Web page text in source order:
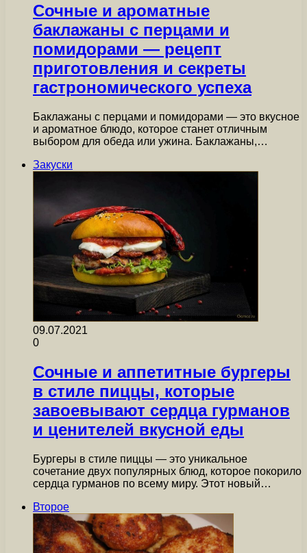
Сочные и ароматные
баклажаны с перцами и
помидорами — рецепт
приготовления и секреты
гастрономического успеха
Баклажаны с перцами и помидорами — это вкусное
и ароматное блюдо, которое станет отличным
выбором для обеда или ужина. Баклажаны,…
Закуски
09.07.2021
0
Сочные и аппетитные бургеры
в стиле пиццы, которые
завоевывают сердца гурманов
и ценителей вкусной еды
Бургеры в стиле пиццы — это уникальное
сочетание двух популярных блюд, которое покорило
сердца гурманов по всему миру. Этот новый…
Второе